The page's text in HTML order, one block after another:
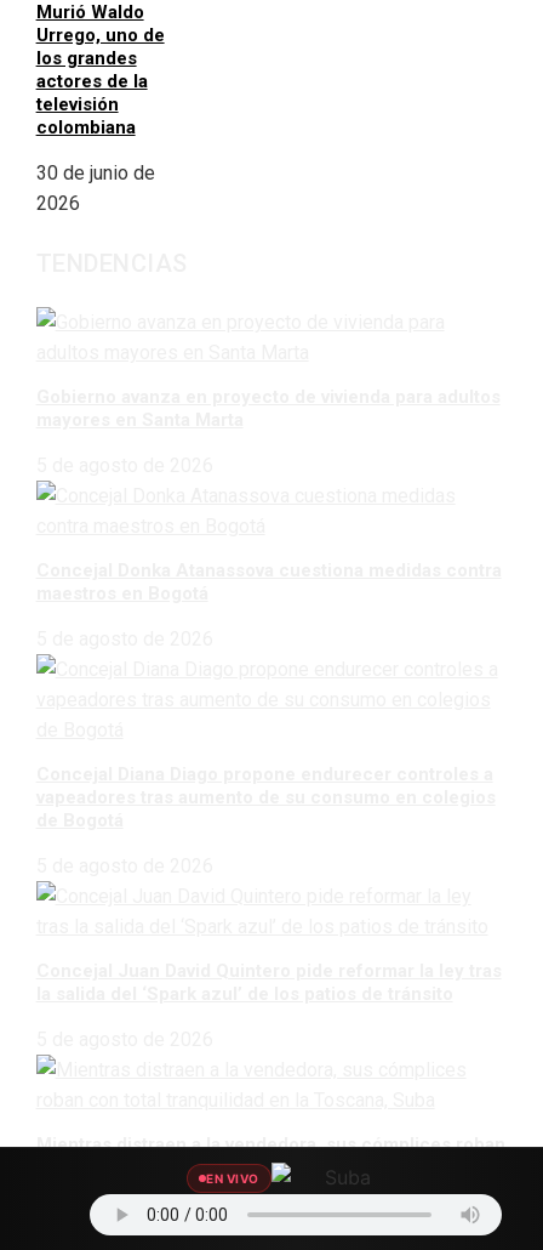
Murió Waldo
Urrego, uno de
los grandes
actores de la
televisión
colombiana
30 de junio de
2026
Mientras distraen a la vendedora, sus cómplices roban
con total tranquilidad en la Toscana, Suba
5 de agosto de 2026
EN VIVO